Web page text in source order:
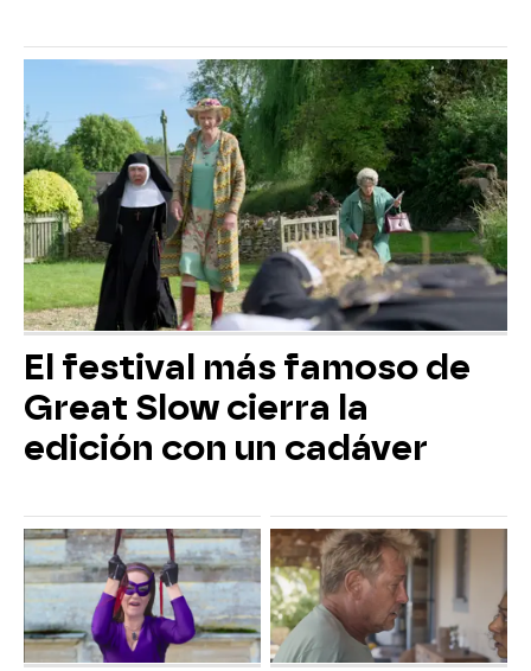
El festival más famoso de
Great Slow cierra la
edición con un cadáver